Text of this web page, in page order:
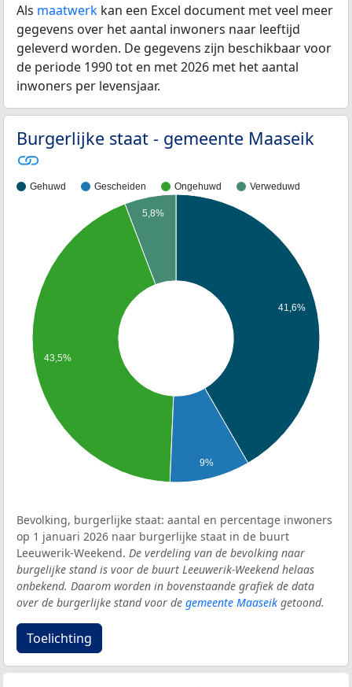
Als maatwerk kan een Excel document met veel meer
gegevens over het aantal inwoners naar leeftijd
geleverd worden. De gegevens zijn beschikbaar voor
de periode 1990 tot en met 2026 met het aantal
inwoners per levensjaar.
Burgerlijke staat - gemeente Maaseik
Gehuwd Gescheiden Ongehuwd Verweduwd
41,6%
5,8%
43,5%
9%
Bevolking, burgerlijke staat: aantal en percentage inwoners
op 1 januari 2026 naar burgerlijke staat in de buurt
Leeuwerik-Weekend. De verdeling van de bevolking naar
burgelijke stand is voor de buurt Leeuwerik-Weekend helaas
onbekend. Daarom worden in bovenstaande grafiek de data
over de burgerlijke stand voor de gemeente Maaseik getoond.
Toelichting